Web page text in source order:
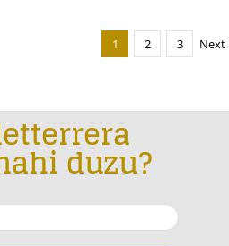
1 2 3 Next
duzu?